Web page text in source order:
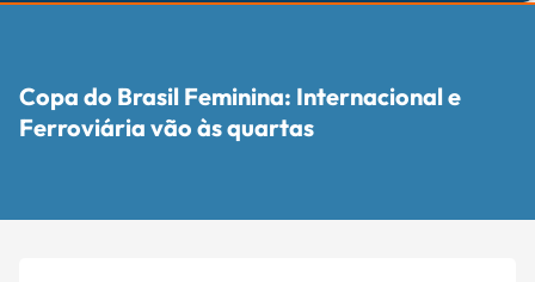
Copa do Brasil Feminina: Internacional e
Ferroviária vão às quartas